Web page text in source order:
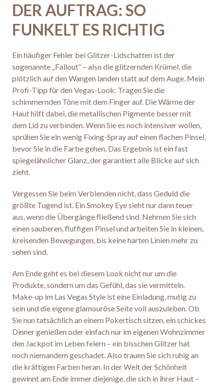
DER AUFTRAG: SO
FUNKELT ES RICHTIG
Ein häufiger Fehler bei Glitzer-Lidschatten ist der
sogenannte „Fallout“ – also die glitzernden Krümel, die
plötzlich auf den Wangen landen statt auf dem Auge. Mein
Profi-Tipp für den Vegas-Look: Tragen Sie die
schimmernden Töne mit dem Finger auf. Die Wärme der
Haut hilft dabei, die metallischen Pigmente besser mit
dem Lid zu verbinden. Wenn Sie es noch intensiver wollen,
sprühen Sie ein wenig Fixing-Spray auf einen flachen Pinsel,
bevor Sie in die Farbe gehen. Das Ergebnis ist ein fast
spiegelähnlicher Glanz, der garantiert alle Blicke auf sich
zieht.
Vergessen Sie beim Verblenden nicht, dass Geduld die
größte Tugend ist. Ein Smokey Eye sieht nur dann teuer
aus, wenn die Übergänge fließend sind. Nehmen Sie sich
einen sauberen, fluffigen Pinsel und arbeiten Sie in kleinen,
kreisenden Bewegungen, bis keine harten Linien mehr zu
sehen sind.
Am Ende geht es bei diesem Look nicht nur um die
Produkte, sondern um das Gefühl, das sie vermitteln.
Make-up im Las Vegas Style ist eine Einladung, mutig zu
sein und die eigene glamouröse Seite voll auszuleben. Ob
Sie nun tatsächlich an einem Pokertisch sitzen, ein schickes
Dinner genießen oder einfach nur im eigenen Wohnzimmer
den Jackpot im Leben feiern – ein bisschen Glitzer hat
noch niemandem geschadet. Also trauen Sie sich ruhig an
die kräftigen Farben heran. In der Welt der Schönheit
gewinnt am Ende immer diejenige, die sich in ihrer Haut –